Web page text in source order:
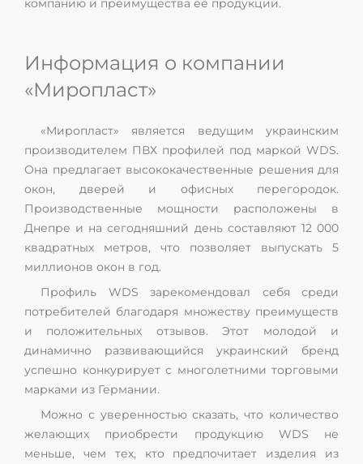
компанию и преимущества её продукции.
Информация о компании
«Миропласт»
«Миропласт» является ведущим украинским
производителем ПВХ профилей под маркой WDS.
Она предлагает высококачественные решения для
окон, дверей и офисных перегородок.
Производственные мощности расположены в
Днепре и на сегодняшний день составляют 12 000
квадратных метров, что позволяет выпускать 5
миллионов окон в год.
Профиль WDS зарекомендовал себя среди
потребителей благодаря множеству преимуществ
и положительных отзывов. Этот молодой и
динамично развивающийся украинский бренд
успешно конкурирует с многолетними торговыми
марками из Германии.
Можно с уверенностью сказать, что количество
желающих приобрести продукцию WDS не
меньше, чем тех, кто предпочитает изделия из